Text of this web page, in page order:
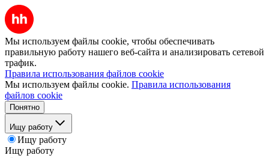
Мы используем файлы cookie, чтобы обеспечивать
правильную работу нашего веб-сайта и анализировать сетевой
трафик.
Правила использования файлов cookie
Мы используем файлы cookie. Правила использования
файлов cookie
Понятно
Ищу работу
Ищу работу
Ищу работу